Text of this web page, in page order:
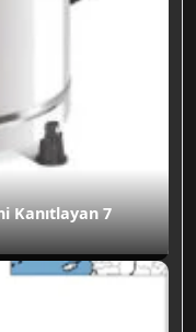
Kanıtlayan 7